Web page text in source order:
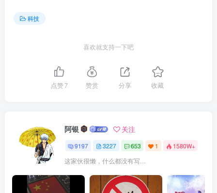
科技
喜欢就支持一下吧
点赞7 赞赏 分享 收藏
阿银 关注
9197 3227 653 1 1580W+
这家伙很懒，什么都没有写...